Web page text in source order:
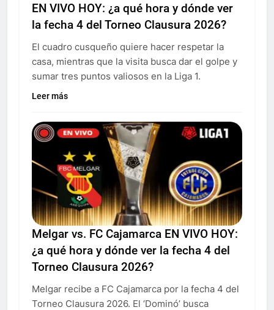
EN VIVO HOY: ¿a qué hora y dónde ver
la fecha 4 del Torneo Clausura 2026?
El cuadro cusqueño quiere hacer respetar la
casa, mientras que la visita busca dar el golpe y
sumar tres puntos valiosos en la Liga 1.
Leer más
Melgar vs. FC Cajamarca EN VIVO HOY:
¿a qué hora y dónde ver la fecha 4 del
Torneo Clausura 2026?
Melgar recibe a FC Cajamarca por la fecha 4 del
Torneo Clausura 2026. El ‘Dominó’ busca